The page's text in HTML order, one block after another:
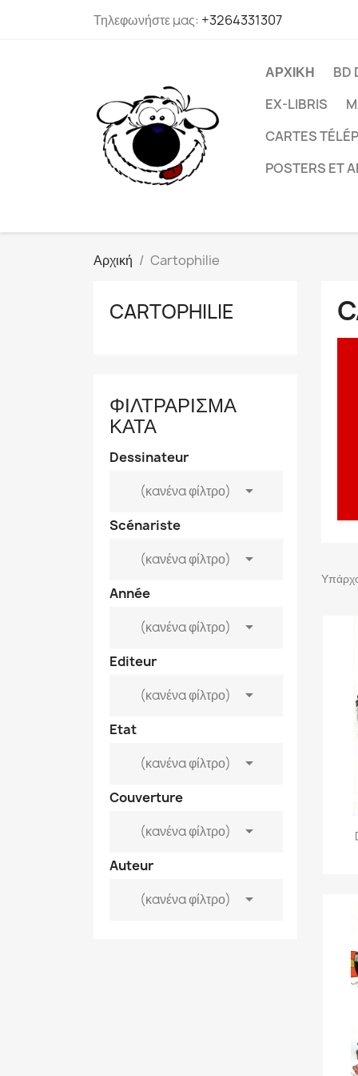
Τηλεφωνήστε μας: +3264331307
ΑΡΧΙΚΉ
BD
EX-LIBRIS
CARTES
POSTERS ET
Αρχική Cartophilie
CARTOPHILIE
ΦΙΛΤΡΆΡΙΣΜΑ
ΚΑΤΆ
Dessinateur
(κανένα φίλτρο)

Scénariste
(κανένα φίλτρο)

Année
(κανένα φίλτρο)

Editeur
(κανένα φίλτρο)

Etat
(κανένα φίλτρο)

Couverture
(κανένα φίλτρο)

Auteur
(κανένα φίλτρο)
